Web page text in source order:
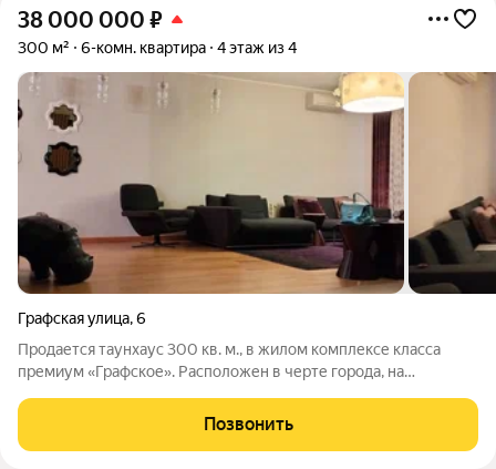
38 000 000 ₽
300 м² 6-комн. квартира 4 этаж из 4
Графская улица,6
Продается таунхаус 300 кв. м., в жилом комплексе класса
премиум «Графское». Расположен в черте города, на
видеонаблюдением. Таунхаус - 3 этажа с отделкой под ключ,
выполнен качественный
Позвонить